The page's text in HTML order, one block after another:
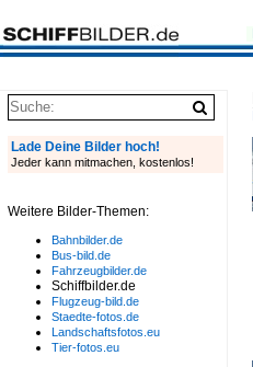
Lade Deine Bilder hoch!
Jeder kann mitmachen, kostenlos!
Weitere Bilder-Themen:
Bahnbilder.de
Bus-bild.de
Fahrzeugbilder.de
Schiffbilder.de
Flugzeug-bild.de
Staedte-fotos.de
Landschaftsfotos.eu
Tier-fotos.eu